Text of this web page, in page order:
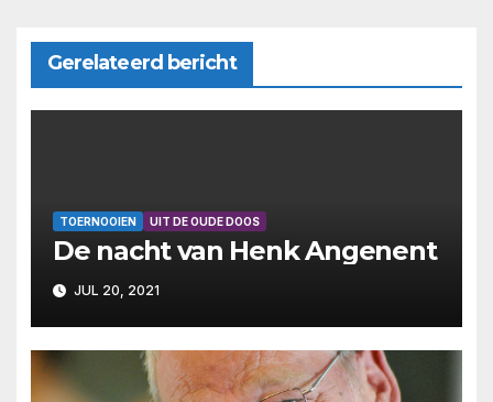
Gerelateerd bericht
TOERNOOIEN UIT DE OUDE DOOS
De nacht van Henk Angenent
JUL 20, 2021